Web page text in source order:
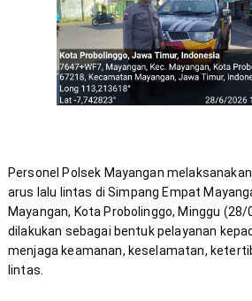
Personel Polsek Mayangan
arus lalu lintas di Simpang Empat
Mayangan, Kota Probolinggo, Minggu
dilakukan sebagai bentuk pelayanan
menjaga keamanan, keselamatan,